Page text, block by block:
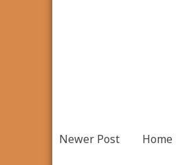
Newer Post Home